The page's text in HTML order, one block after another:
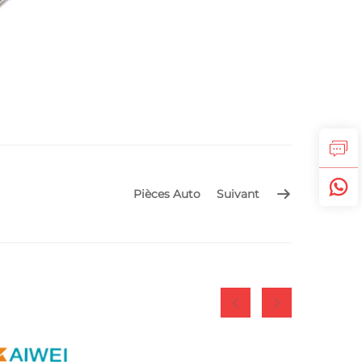
Pièces Auto Suivant